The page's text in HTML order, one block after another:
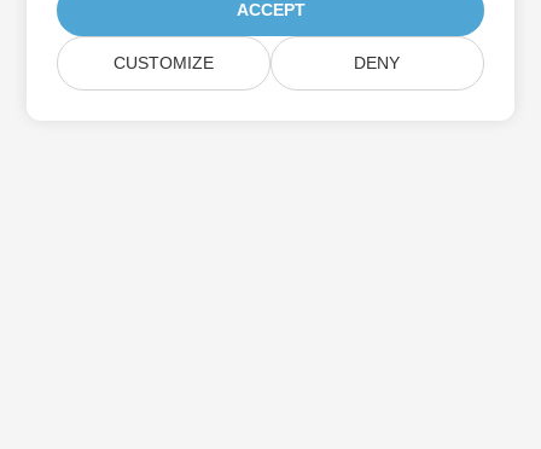
ACCEPT
CUSTOMIZE DENY